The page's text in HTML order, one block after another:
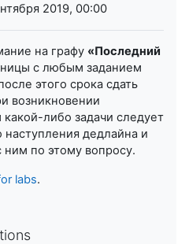
2019, 00:00
на графу «Последний
с любым заданием
этого срока сдать
возникновении
либо задачи следует
наступления дедлайна и
ним по этому вопросу.
labs.